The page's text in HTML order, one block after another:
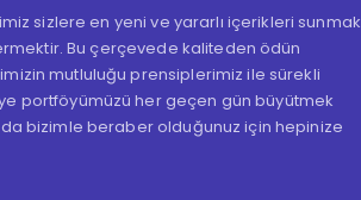
sizlere en yeni ve yararlı içerikleri sunmak
Bu çerçevede kaliteden ödün
mutluluğu prensiplerimiz ile sürekli
portföyümüzü her geçen gün büyütmek
bizimle beraber olduğunuz için hepinize